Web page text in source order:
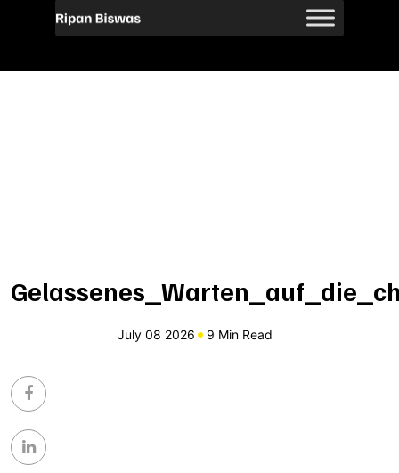
July 08 2026 9 Min Read